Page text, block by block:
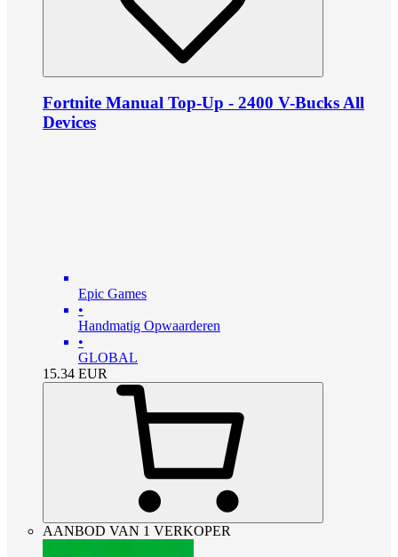
Fortnite Manual Top-Up - 2400 V-Bucks All
Devices
Epic Games
•
Handmatig Opwaarderen
•
GLOBAL
15.34 EUR
AANBOD VAN 1 VERKOPER